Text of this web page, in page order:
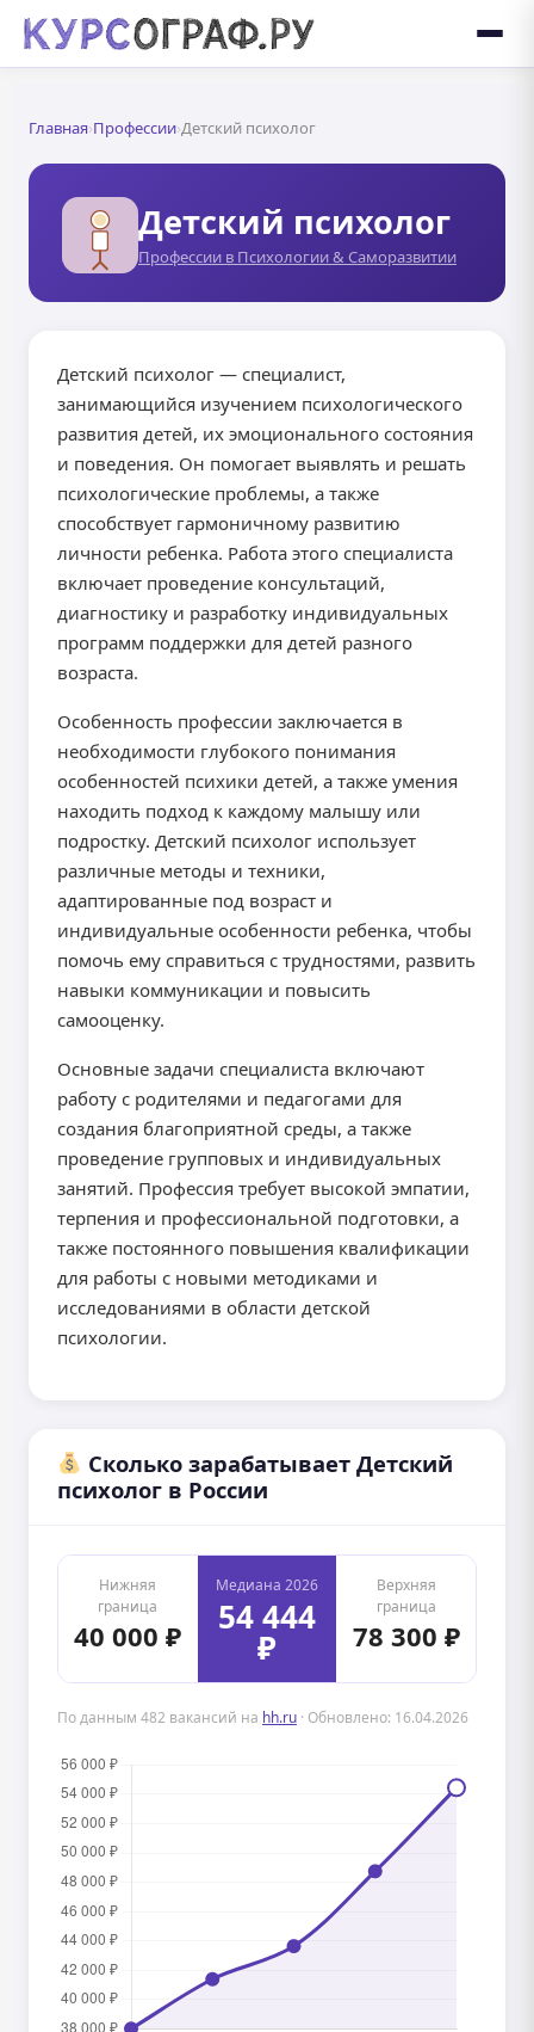
Главная›Профессии›Детский психолог
Детский психолог
Профессии в Психологии & Саморазвитии
Детский психолог — специалист,
занимающийся изучением психологического
развития детей, их эмоционального состояния
и поведения. Он помогает выявлять и решать
психологические проблемы, а также
способствует гармоничному развитию
личности ребенка. Работа этого специалиста
включает проведение консультаций,
диагностику и разработку индивидуальных
программ поддержки для детей разного
возраста.
Особенность профессии заключается в
необходимости глубокого понимания
особенностей психики детей, а также умения
находить подход к каждому малышу или
подростку. Детский психолог использует
различные методы и техники,
адаптированные под возраст и
индивидуальные особенности ребенка, чтобы
помочь ему справиться с трудностями, развить
навыки коммуникации и повысить
самооценку.
Основные задачи специалиста включают
работу с родителями и педагогами для
создания благоприятной среды, а также
проведение групповых и индивидуальных
занятий. Профессия требует высокой эмпатии,
терпения и профессиональной подготовки, а
также постоянного повышения квалификации
для работы с новыми методиками и
исследованиями в области детской
психологии.
Сколько зарабатывает Детский
психолог в России
Нижняя
граница
40 000 ₽
Медиана 2026
54 444
₽
Верхняя
граница
78 300 ₽
По данным 482 вакансий на hh.ru · Обновлено: 16.04.2026